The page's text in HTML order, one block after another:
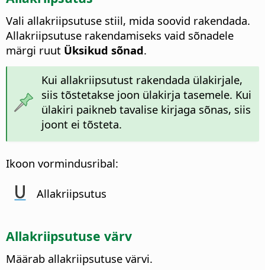
Vali allakriipsutuse stiil, mida soovid rakendada.
Allakriipsutuse rakendamiseks vaid sõnadele
märgi ruut Üksikud sõnad.
Kui allakriipsutust rakendada ülakirjale,
siis tõstetakse joon ülakirja tasemele. Kui
ülakiri paikneb tavalise kirjaga sõnas, siis
joont ei tõsteta.
Ikoon vormindusribal:
Allakriipsutus
Allakriipsutuse värv
Määrab allakriipsutuse värvi.